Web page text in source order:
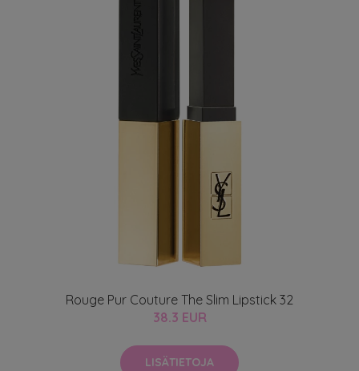
Rouge Pur Couture The Slim Lipstick 32
38.3 EUR
LISÄTIETOJA